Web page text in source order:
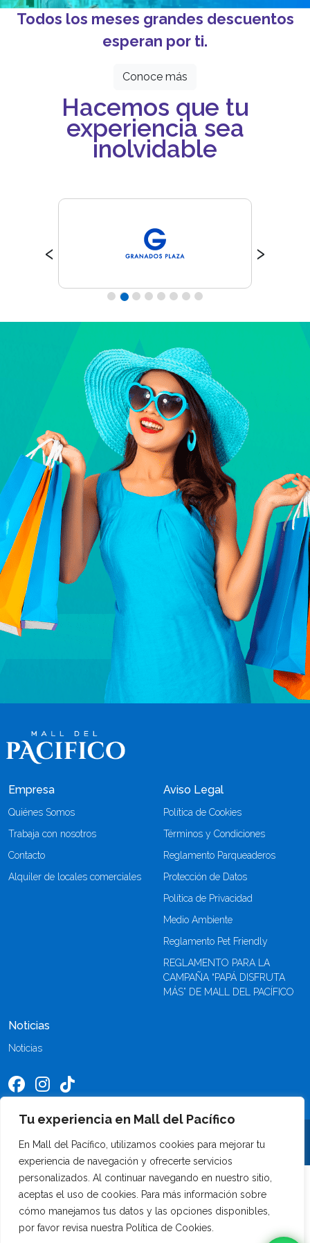
Tu experiencia en Mall del Pacífico
En Mall del Pacífico, utilizamos cookies para mejorar tu
experiencia de navegación y ofrecerte servicios
personalizados. Al continuar navegando en nuestro sitio,
aceptas el uso de cookies. Para más información sobre
cómo manejamos tus datos y las opciones disponibles,
por favor revisa nuestra Política de Cookies.
Todos los meses grandes descuentos
esperan por ti.
Conoce más
Hacemos que tu
experiencia sea
inolvidable
‹ ›
Empresa
Quiénes Somos
Trabaja con nosotros
Contacto
Alquiler de locales comerciales
Aviso Legal
Política de Cookies
Términos y Condiciones
Reglamento Parqueaderos
Protección de Datos
Política de Privacidad
Medio Ambiente
Reglamento Pet Friendly
REGLAMENTO PARA LA
CAMPAÑA “PAPÁ DISFRUTA
MÁS” DE MALL DEL PACÍFICO
Noticias
Noticias
©2026 Mall del Pacífico. Todos los derechos reservados